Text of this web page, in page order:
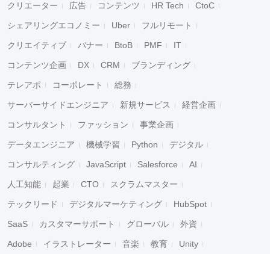
クリエーター 広告 コンテンツ HR Tech CtoC
シェアリングエコノミー Uber フルリモート
クリエイティブ バナー BtoB PMF IT
コンテンツ企画 DX CRM ブランディング
テレアポ コーポレート 総務
サーバーサイドエンジニア 新規サービス 経営企画
コンサルタント ファッション 事業企画
データエンジニア 機械学習 Python デジタル
コンサルティング JavaScript Salesforce AI
人工知能 起業 CTO スクラムマスター
テックリード デジタルマーケティング HubSpot
SaaS カスタマーサポート グローバル 外資
Adobe イラストレーター 音楽 教育 Unity